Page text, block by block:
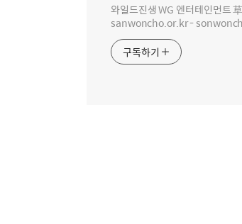
와일드진생 WG 엔터테인먼트
sanwoncho.or.kr -
구독하기